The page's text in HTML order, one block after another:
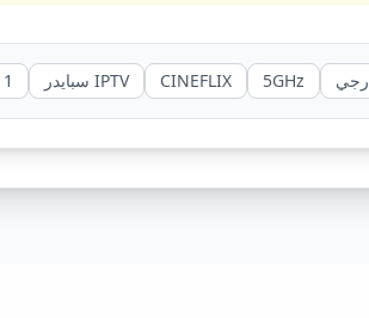
5GHz
CINEFLIX IPTV سبايدر 1 جيجا رام